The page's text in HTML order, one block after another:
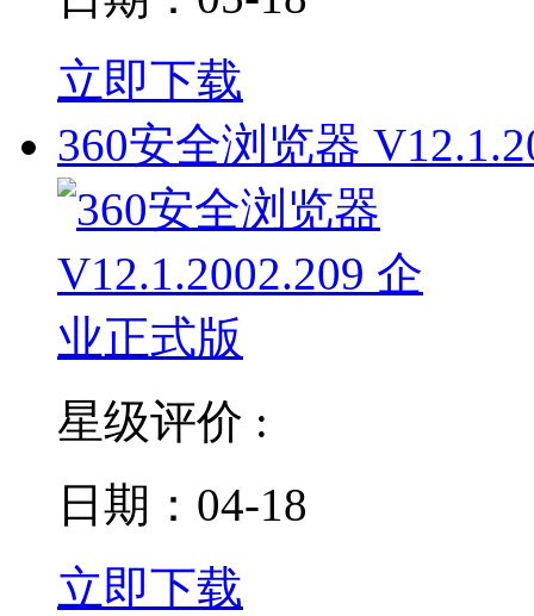
立即下载
360安全浏览器
星级评价 :
日期：04-18
立即下载